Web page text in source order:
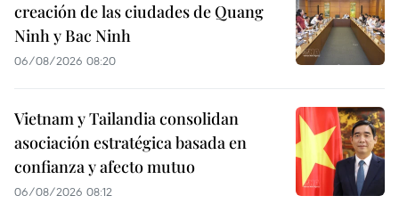
creación de las ciudades de Quang
Ninh y Bac Ninh
06/08/2026 08:20
Vietnam y Tailandia consolidan
asociación estratégica basada en
confianza y afecto mutuo
06/08/2026 08:12